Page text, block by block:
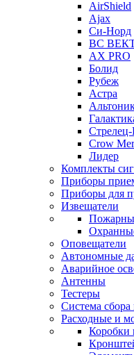
AirShield
Ajax
Си-Норд
ВС
AX PRO
Болид
Рубеж
Астра
Crow
Лидер
Комплекты
Приборы
Приборы для
Извещатели
Оповещатели
Автономные
Аварийное
Антенны
Тестеры
Система
Расходные и
Коробки